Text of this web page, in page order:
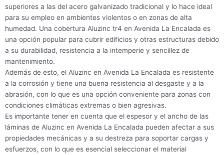
superiores a las del acero galvanizado tradicional y lo hace ideal
para su empleo en ambientes violentos o en zonas de alta
humedad. Una cobertura Aluzinc tr4 en Avenida La Encalada es
una opción popular para cubrir edificios y otras estructuras debido
a su durabilidad, resistencia a la intemperie y sencillez de
mantenimiento.
Además de esto, el Aluzinc en Avenida La Encalada es resistente
a la corrosión y tiene una buena resistencia al desgaste y a la
abrasión, con lo que es una opción conveniente para zonas con
condiciones climáticas extremas o bien agresivas.
Es importante tener en cuenta que el espesor y el ancho de las
láminas de Aluzinc en Avenida La Encalada pueden afectar a sus
propiedades mecánicas y a su destreza para soportar cargas y
esfuerzos, con lo que es esencial seleccionar el material